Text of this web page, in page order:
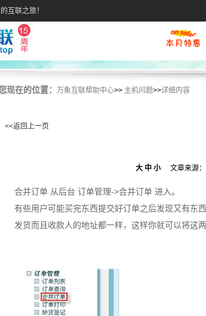
互联之旅！
现在的位置： 万象互联帮助中心>> 主机问题>>详细内容
<<返回上一页
大 中 小 文章来源：
合并订单 从后台 订单管理->合并订单 进入。
有些用户可能买完东西提交好订单之后发现又有东
发货而且收款人的地址都一样，这样你就可以将这